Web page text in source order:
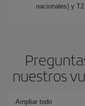
nacionales) y
nuestros
Ampliar todo